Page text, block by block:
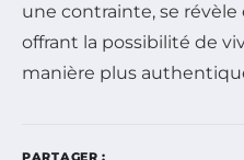
une contrainte, se révèle
offrant la possibilité de
manière plus
PARTAGER :